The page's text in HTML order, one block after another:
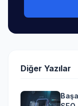
Diğer Yazılar